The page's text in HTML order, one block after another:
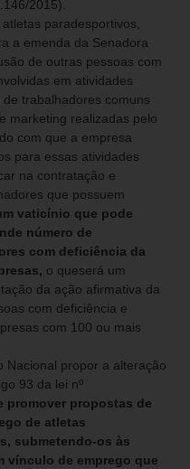
2015).
paradesportivos,
a emenda da Senadora
de outras pessoas com
em atividades
de trabalhadores comuns
marketing realizadas pelo
com que a empresa
para essas atividades
na contratação e
que possuem
vaticínio que pode
número de
com deficiência da
o queserá um
da ação afirmativa da
com deficiência e
com 100 ou mais
Nacional propor a alteração
93 da lei nº
promover propostas de
de atletas
submetendo-os às
vínculo de emprego que